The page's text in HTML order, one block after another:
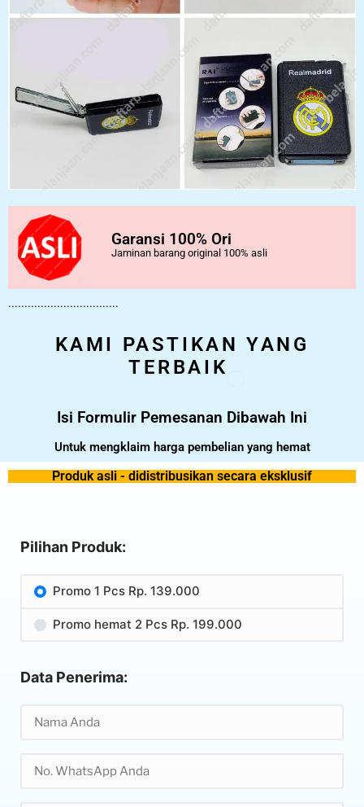
Garansi 100% Ori
Jaminan barang original 100% asli
..................................
KAMI PASTIKAN YANG
TERBAIK
Isi Formulir Pemesanan Dibawah Ini
Untuk mengklaim harga pembelian yang hemat
Produk asli - didistribusikan secara eksklusif
Pilihan Produk:
Promo 1 Pcs Rp. 139.000
Promo hemat 2 Pcs Rp. 199.000
Data Penerima: